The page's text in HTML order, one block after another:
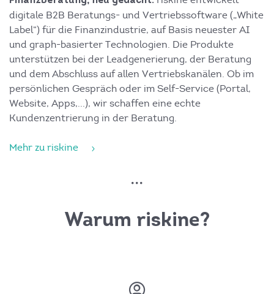
digitale B2B Beratungs- und Vertriebssoftware („White
Label“) für die Finanzindustrie, auf Basis neuester AI
und graph-basierter Technologien. Die Produkte
unterstützen bei der Leadgenerierung, der Beratung
und dem Abschluss auf allen Vertriebskanälen. Ob im
persönlichen Gespräch oder im Self-Service (Portal,
Website, Apps,...), wir schaffen eine echte
Kundenzentrierung in der Beratung.
Mehr zu riskine
Warum riskine?